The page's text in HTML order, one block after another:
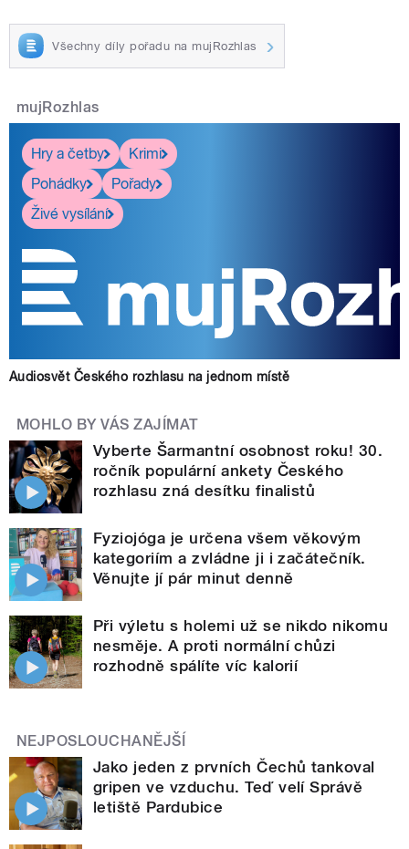
Všechny díly pořadu na mujRozhlas
mujRozhlas
Hry a četby
Krimi
Pohádky
Pořady
Živé vysílání
Audiosvět Českého rozhlasu na jednom místě
MOHLO BY VÁS ZAJÍMAT
Vyberte Šarmantní osobnost roku! 30.
ročník populární ankety Českého
rozhlasu zná desítku finalistů
Fyziojóga je určena všem věkovým
kategoriím a zvládne ji i začátečník.
Věnujte jí pár minut denně
Při výletu s holemi už se nikdo nikomu
nesměje. A proti normální chůzi
rozhodně spálíte víc kalorií
NEJPOSLOUCHANĚJŠÍ
Jako jeden z prvních Čechů tankoval
gripen ve vzduchu. Teď velí Správě
letiště Pardubice